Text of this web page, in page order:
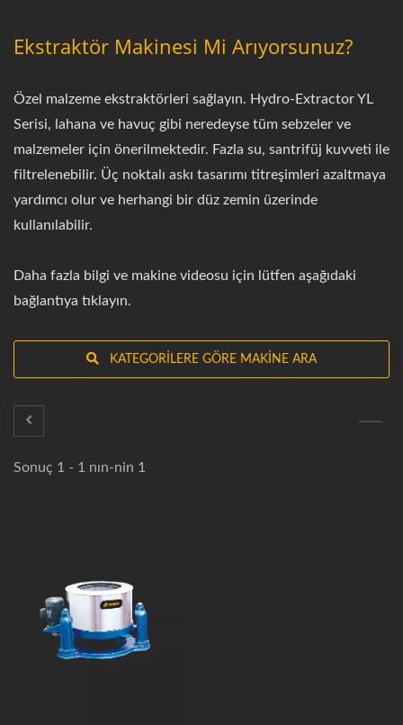
Ekstraktör Makinesi Mi Arıyorsunuz?
Özel malzeme ekstraktörleri sağlayın. Hydro-Extractor YL
Serisi, lahana ve havuç gibi neredeyse tüm sebzeler ve
malzemeler için önerilmektedir. Fazla su, santrifüj kuvveti ile
filtrelenebilir. Üç noktalı askı tasarımı titreşimleri azaltmaya
yardımcı olur ve herhangi bir düz zemin üzerinde
kullanılabilir.
Daha fazla bilgi ve makine videosu için lütfen aşağıdaki
bağlantıya tıklayın.
KATEGORILERE GÖRE MAKINE ARA
Sonuç 1 - 1 nın-nin 1